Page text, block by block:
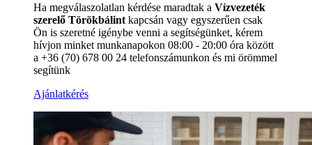
Ha megválaszolatlan kérdése maradtak a Vízvezeték
szerelő Törökbálint kapcsán vagy egyszerűen csak
Ön is szeretné igénybe venni a segítségünket, kérem
hívjon minket munkanapokon 08:00 - 20:00 óra között
a +36 (70) 678 00 24 telefonszámunkon és mi örömmel
segítünk
Ajánlatkérés